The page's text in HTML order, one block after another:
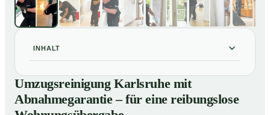
INHALT
Umzugsreinigung Karlsruhe mit Abnahmegarantie – für
eine reibungslose Wohnungsübergabe
02 Unsere Leistungen im Überblick
Umzugsreinigung Karlsruhe mit
Abnahmegarantie – für eine reibungslose